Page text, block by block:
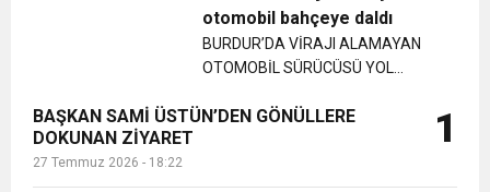
CUMHURİYET BAYRAMI MESAJI
KURUMLAR VERGİSİ ERTELENDİ
1:00 İTSO İŞ-KUR SGK TOPLANTI
AKILLI OYNAYIP MAÇI KAZANDIK VE
ŞAMPİYONLUK YOLUNDA SON
DERECE ZORLU VİRAJ DÖNDÜK.
otomobil bahçeye daldı
BURDUR’DA VİRAJI ALAMAYAN
OTOMOBİL SÜRÜCÜSÜ YOL
BAHÇESİNE DALDI....
BAŞKAN SAMİ ÜSTÜN’DEN GÖNÜLLERE
DOKUNAN ZİYARET
27 Temmuz 2026 - 18:22
1